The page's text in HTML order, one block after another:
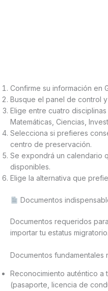
Confirme su información en
Busque el panel de control
Elige entre cuatro
Matemáticas, Ciencias,
Selecciona si prefieres
centro de preservación.
Se expondrá un calendario
disponibles.
Elige la alternativa que
Documentos
Documentos requeridos
importar tu estatus migratorio.
Documentos fundamentales
Reconocimiento auténtico a
(pasaporte, licencia de